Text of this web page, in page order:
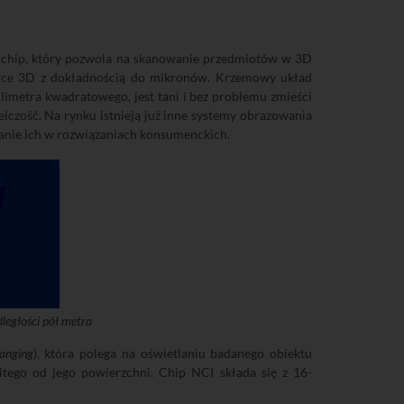
który pozwola na skanowanie przedmiotów w 3D
3D z dokładnością do mikronów. Krzemowy układ
kwadratowego, jest tani i bez problemu zmieści
Na rynku istnieją już inne systemy obrazowania
ich w rozwiązaniach konsumenckich.
pół metra
), która polega na oświetlaniu badanego obiektu
od jego powierzchni. Chip NCI składa się z 16-